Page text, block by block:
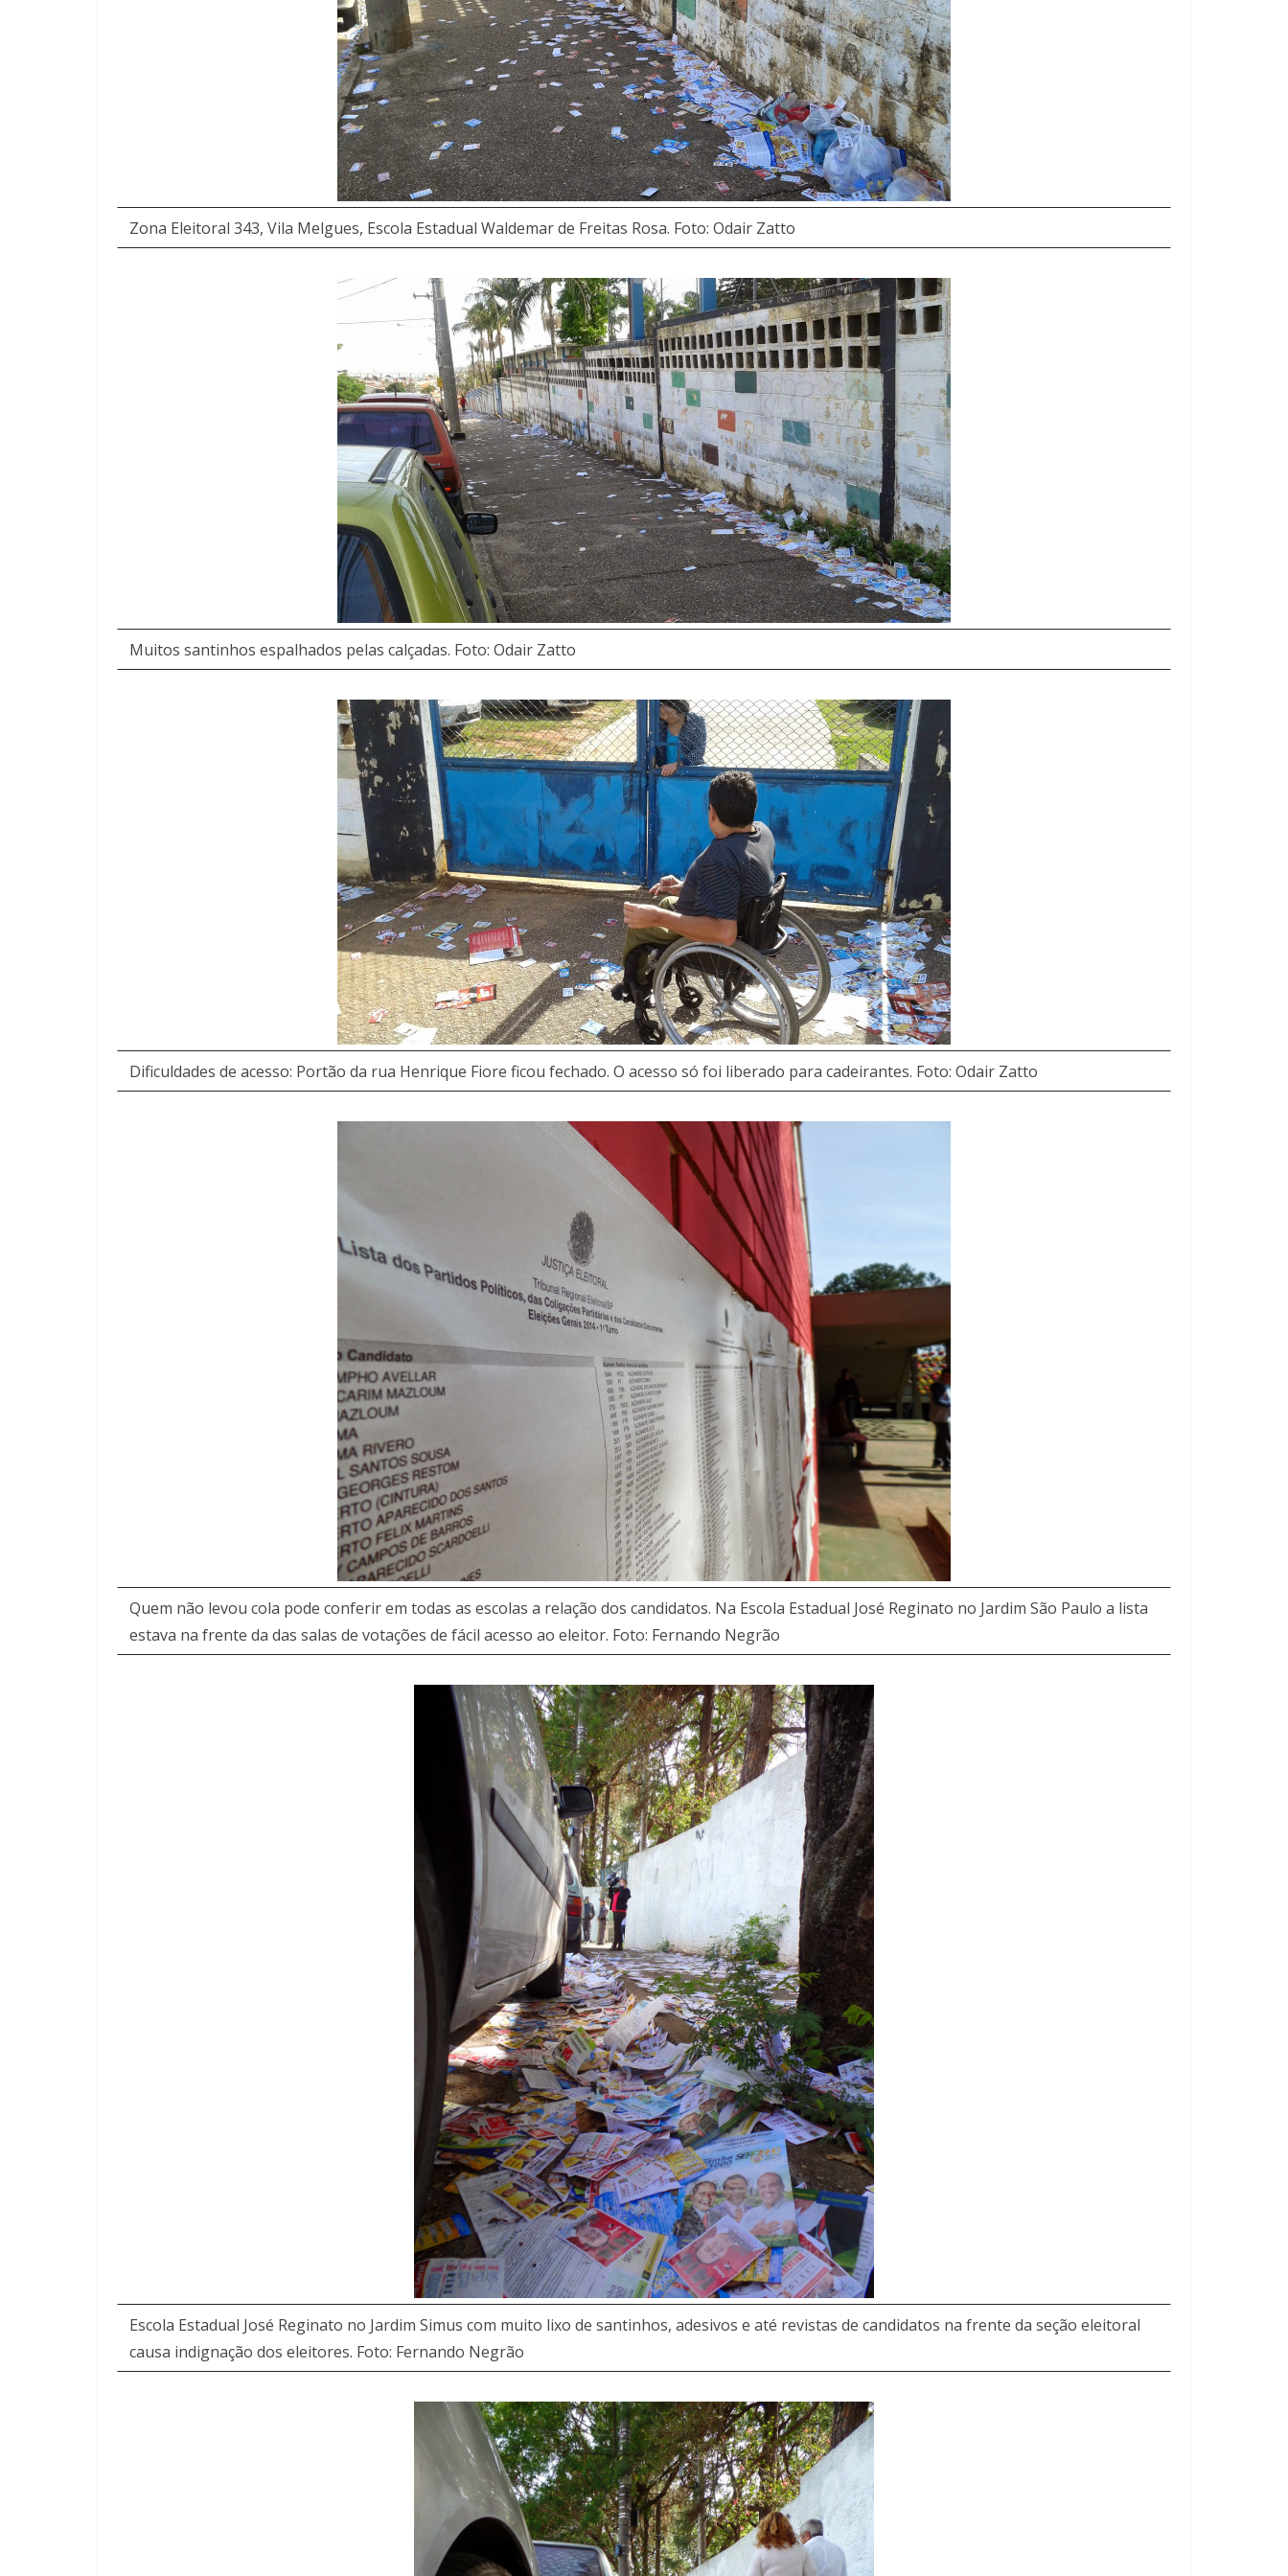
Zona Eleitoral 343, Vila Melgues, Escola Estadual Waldemar de Freitas Rosa. Foto: Odair Zatto
Muitos santinhos espalhados pelas calçadas. Foto: Odair Zatto
Dificuldades de acesso: Portão da rua Henrique Fiore ficou fechado. O acesso só foi liberado para cadeirantes. Foto: Odair Zatto
Quem não levou cola pode conferir em todas as escolas a relação dos candidatos. Na Escola Estadual José Reginato no Jardim São Paulo a lista
estava na frente da das salas de votações de fácil acesso ao eleitor. Foto: Fernando Negrão
Escola Estadual José Reginato no Jardim Simus com muito lixo de santinhos, adesivos e até revistas de candidatos na frente da seção eleitoral
causa indignação dos eleitores. Foto: Fernando Negrão